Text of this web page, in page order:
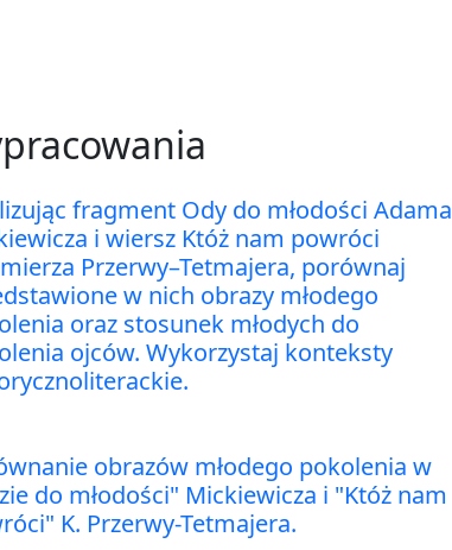
fragment Ody do młodości Adama
i wiersz Któż nam powróci
Przerwy–Tetmajera, porównaj
w nich obrazy młodego
oraz stosunek młodych do
ojców. Wykorzystaj konteksty
obrazów młodego pokolenia w
do młodości" Mickiewicza i "Któż nam
K. Przerwy-Tetmajera.